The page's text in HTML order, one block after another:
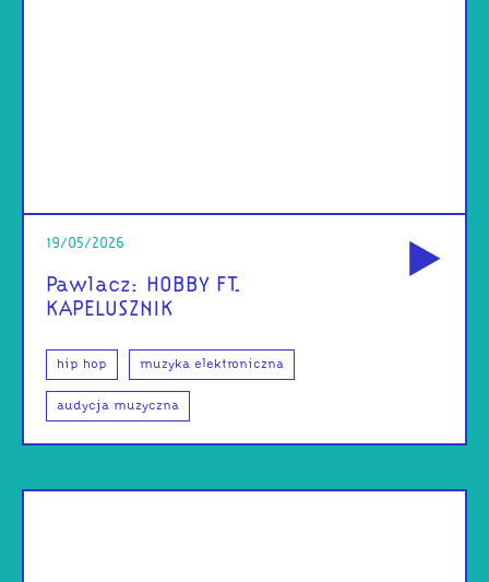
19/05/2026
Pawlacz: HOBBY FT.
KAPELUSZNIK
hip hop muzyka elektroniczna
audycja muzyczna